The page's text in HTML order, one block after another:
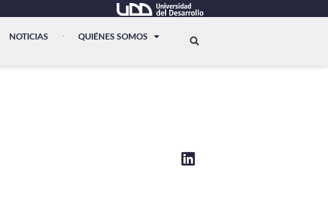
NOTICIAS QUIÉNES SOMOS